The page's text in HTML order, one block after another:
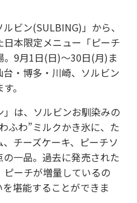
ビン(SULBING)」から、
本限定メニュー「ピーチ
。9月1日(日)～30日(月)ま
・博多・川崎、ソルビン
。
」は、ソルビンお馴染みの
ふわ”ミルクかき氷に、た
チーズケーキ、ピーチソ
一品。過去に発売された
ピーチが増量しているの
堪能することができま